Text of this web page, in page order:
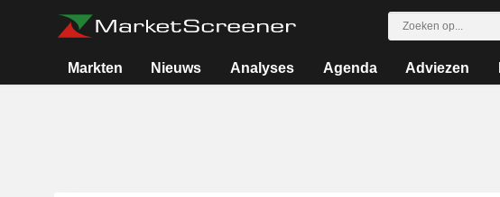
Markten Nieuws Analyses Agenda Adviezen